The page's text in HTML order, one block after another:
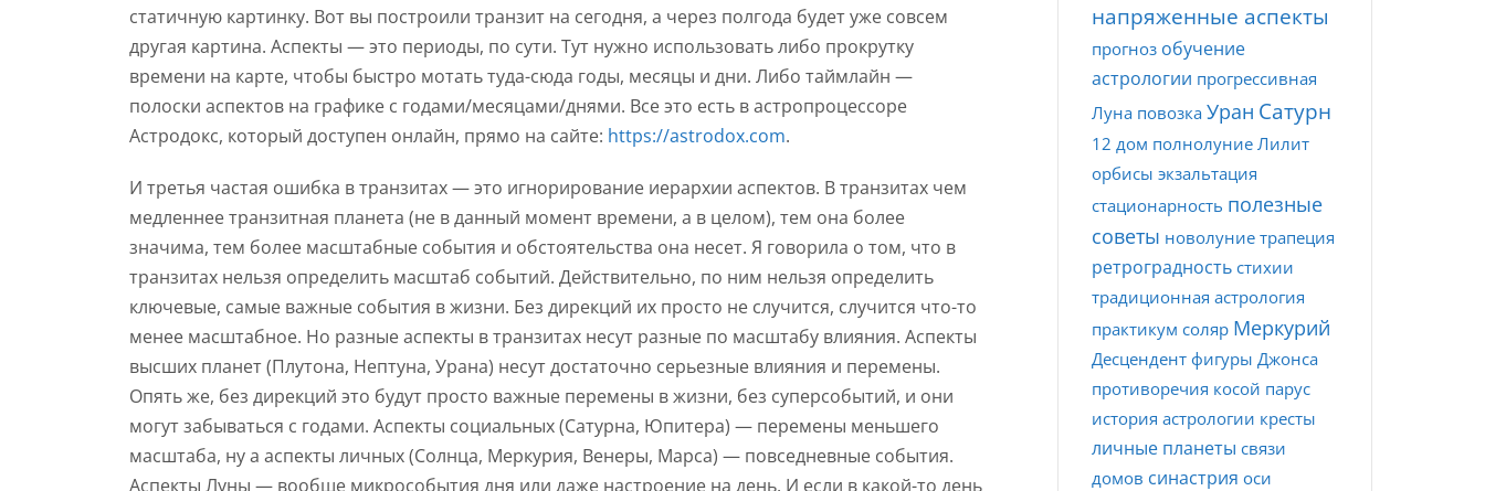
статичную картинку. Вот вы построили транзит на сегодня, а через полгода будет уже совсем
другая картина. Аспекты — это периоды, по сути. Тут нужно использовать либо прокрутку
времени на карте, чтобы быстро мотать туда-сюда годы, месяцы и дни. Либо таймлайн —
полоски аспектов на графике с годами/месяцами/днями. Все это есть в астропроцессоре
Астродокс, который доступен онлайн, прямо на сайте: https://astrodox.com.
И третья частая ошибка в транзитах — это игнорирование иерархии аспектов. В транзитах чем
медленнее транзитная планета (не в данный момент времени, а в целом), тем она более
значима, тем более масштабные события и обстоятельства она несет. Я говорила о том, что в
транзитах нельзя определить масштаб событий. Действительно, по ним нельзя определить
ключевые, самые важные события в жизни. Без дирекций их просто не случится, случится что-то
менее масштабное. Но разные аспекты в транзитах несут разные по масштабу влияния. Аспекты
высших планет (Плутона, Нептуна, Урана) несут достаточно серьезные влияния и перемены.
Опять же, без дирекций это будут просто важные перемены в жизни, без суперсобытий, и они
могут забываться с годами. Аспекты социальных (Сатурна, Юпитера) — перемены меньшего
масштаба, ну а аспекты личных (Солнца, Меркурия, Венеры, Марса) — повседневные события.
Аспекты Луны — вообще микрособытия дня или даже настроение на день. И если в какой-то день
напряженные аспекты
прогноз обучение
астрологии прогрессивная
Луна повозка Уран Сатурн
12 дом полнолуние Лилит
орбисы экзальтация
стационарность полезные
советы новолуние трапеция
ретроградность стихии
традиционная астрология
практикум соляр Меркурий
Десцендент фигуры Джонса
противоречия косой парус
история астрологии кресты
личные планеты связи
домов синастрия оси